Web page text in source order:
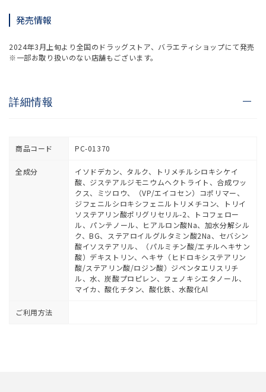
発売情報
2024年3月上旬より全国のドラッグストア、バラエティショップにて発売
※一部お取り扱いのない店舗もございます。
詳細情報
商品コード PC-01370
全成分
イソドデカン、タルク、トリメチルシロキシケイ
酸、ジステアルジモニウムヘクトライト、合成ワッ
クス、ミツロウ、（VP/エイコセン）コポリマー、
ジフェニルシロキシフェニルトリメチコン、トリイ
ソステアリン酸ポリグリセリル-2、トコフェロー
ル、パンテノール、ヒアルロン酸Na、加水分解シル
ク、BG、ステアロイルグルタミン酸2Na、セバシン
酸イソステアリル、（パルミチン酸/エチルヘキサン
酸）デキストリン、ヘキサ（ヒドロキシステアリン
酸/ステアリン酸/ロジン酸）ジペンタエリスリチ
ル、水、炭酸プロピレン、フェノキシエタノール、
マイカ、酸化チタン、酸化鉄、水酸化Al
ご利用方法